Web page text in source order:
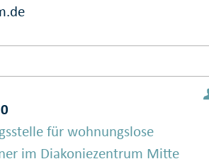
für wohnungslose
im Diakoniezentrum Mitte